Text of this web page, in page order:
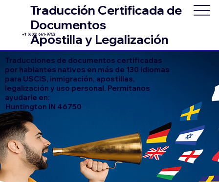
Traducción Certificada de
Documentos
Apostilla y Legalización
+1 (602) 661-9753
Traducciones de documentos certificadas
por hablantes nativos en más de 130 idiomas
para USCIS, inmigración, apostillas,
legalización y uso personal. Permítanos
ayudarle en:
Huntington IN 46750